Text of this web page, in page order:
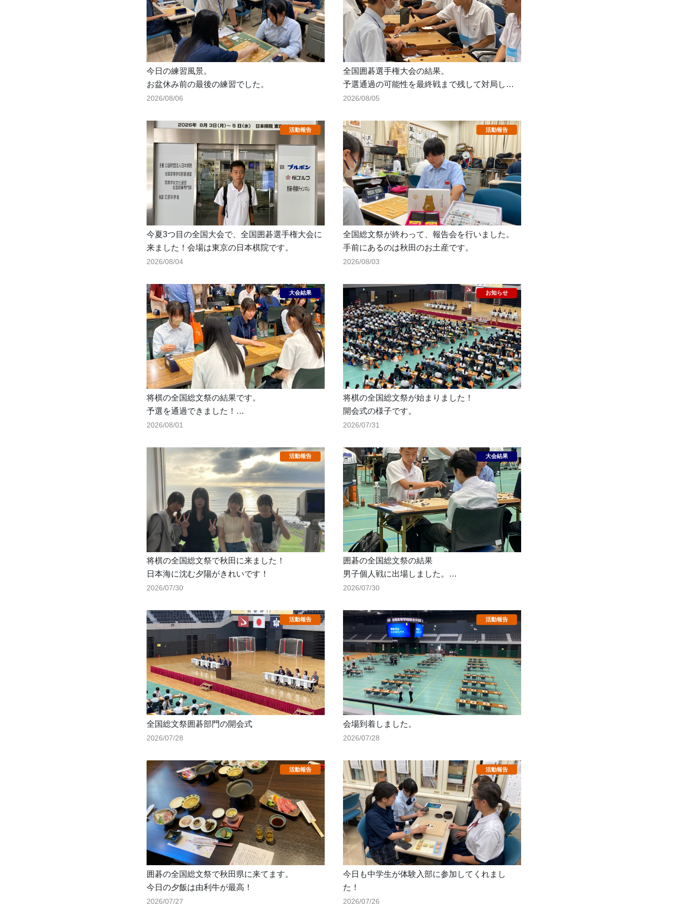
今日の練習風景。
お盆休み前の最後の練習でした。
2026/08/06
全国囲碁選手権大会の結果。
予選通過の可能性を最終戦まで残して対局しま
したが、惜しくも敗退となりました。
2026/08/05
今夏3つ目の全国大会で、全国囲碁選手権大会に
来ました！会場は東京の日本棋院です。
2026/08/04
全国総文祭が終わって、報告会を行いました。
手前にあるのは秋田のお土産です。
2026/08/03
将棋の全国総文祭の結果です。
予選を通過できました！
入賞をかけた決勝トーナメントで惜しくも敗退
2026/08/01
将棋の全国総文祭が始まりました！
開会式の様子です。
2026/07/31
将棋の全国総文祭で秋田に来ました！
日本海に沈む夕陽がきれいです！
2026/07/30
囲碁の全国総文祭の結果
男子個人戦に出場しました。
全員が6対局行う方式で、3勝3敗の成績でした。
茨城県選手団は女子個人、団体戦も3勝3敗でし
た。
2026/07/30
全国総文祭囲碁部門の開会式
2026/07/28
会場到着しました。
2026/07/28
囲碁の全国総文祭で秋田県に来てます。
今日の夕飯は由利牛が最高！
2026/07/27
今日も中学生が体験入部に参加してくれまし
た！
2026/07/26